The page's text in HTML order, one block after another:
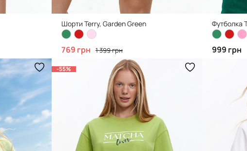
Шорти Terry, Garden Green
769 грн 1 399 грн 999 грн
-55%